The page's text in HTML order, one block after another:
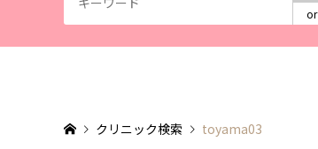
or
クリニック検索 toyama03